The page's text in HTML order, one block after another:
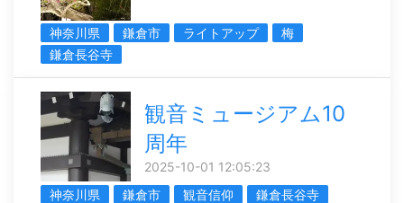
神奈川県 鎌倉市 ライトアップ
梅
鎌倉長谷寺
観音ミュージアム10
周年
2025-10-01 12:05:23
神奈川県
鎌倉市 観音信仰
鎌倉長谷寺